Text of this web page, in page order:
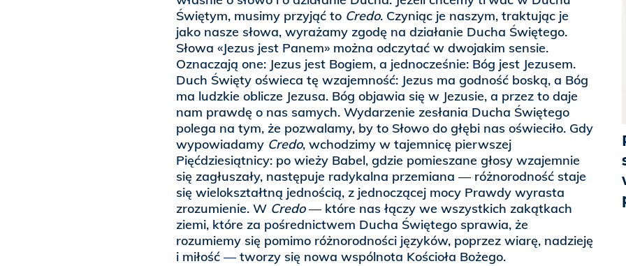
Świętym, musimy przyjąć to Credo. Czyniąc je naszym, traktując je
jako nasze słowa, wyrażamy zgodę na działanie Ducha Świętego.
Słowa «Jezus jest Panem» można odczytać w dwojakim sensie.
Oznaczają one: Jezus jest Bogiem, a jednocześnie: Bóg jest Jezusem.
Duch Święty oświeca tę wzajemność: Jezus ma godność boską, a Bóg
ma ludzkie oblicze Jezusa. Bóg objawia się w Jezusie, a przez to daje
nam prawdę o nas samych. Wydarzenie zesłania Ducha Świętego
polega na tym, że pozwalamy, by to Słowo do głębi nas oświeciło. Gdy
wypowiadamy Credo, wchodzimy w tajemnicę pierwszej
Pięćdziesiątnicy: po wieży Babel, gdzie pomieszane głosy wzajemnie
się zagłuszały, następuje radykalna przemiana — różnorodność staje
się wielokształtną jednością, z jednoczącej mocy Prawdy wyrasta
zrozumienie. W Credo— które nas łączy we wszystkich zakątkach
ziemi, które za pośrednictwem Ducha Świętego sprawia, że
rozumiemy się pomimo różnorodności języków, poprzez wiarę, nadzieję
i miłość — tworzy się nowa wspólnota Kościoła Bożego.